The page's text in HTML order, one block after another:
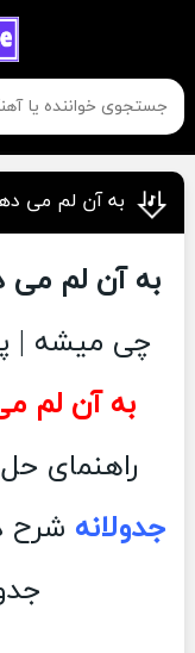
به آن لم می
به آن لم
چی میشه |
به آن لم
راهنمای حل
جدولانه شرح